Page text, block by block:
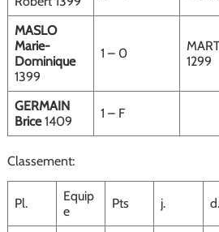
MASLO
Marie-
Dominique
1399
1 – 0
1299
GERMAIN
Brice1409
1 – F
Classement:
Pl.
Equip
e
Pts j. d.